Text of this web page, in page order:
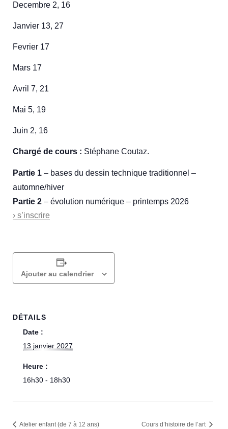
Decembre 2, 16
Janvier 13, 27
Fevrier 17
Mars 17
Avril 7, 21
Mai 5, 19
Juin 2, 16
Chargé de cours : Stéphane Coutaz.
Partie 1 – bases du dessin technique traditionnel –
automne/hiver
Partie 2 – évolution numérique – printemps 2026
› s’inscrire
Ajouter au calendrier
DÉTAILS
Date :
13 janvier 2027
Heure :
16h30 - 18h30
Atelier enfant (de 7 à 12 ans) Cours d’histoire de l’art